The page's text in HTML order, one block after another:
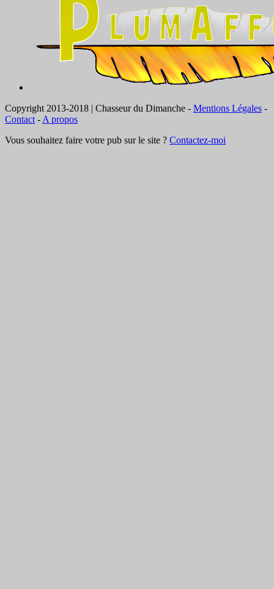
Copyright 2013-2018 | Chasseur du Dimanche - Mentions Légales -
Contact - A propos
Vous souhaitez faire votre pub sur le site ? Contactez-moi